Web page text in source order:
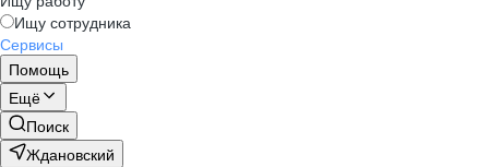
Ищу сотрудника
Сервисы
Помощь
Ещё
Поиск
Ждановский